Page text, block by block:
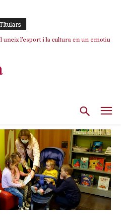
uneix l’esport i la cultura en un emotiu